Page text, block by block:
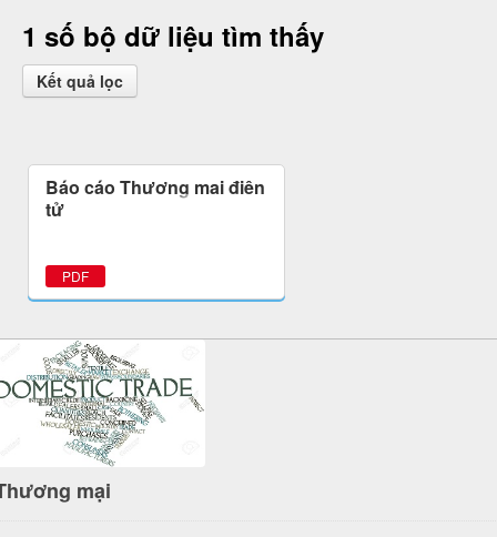
1 số bộ dữ liệu tìm thấy
Kết quả lọc
Báo cáo Thương mại điện
tử
PDF
mại